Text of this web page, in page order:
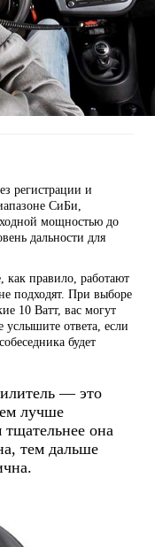
регистрации и
СиБи,
мощностью до
дальности для
как правило, работают
подходят. При выборе
10 Ватт, вас могут
ответа, если
будет
— это
лучше
тщательнее она
тем дальше